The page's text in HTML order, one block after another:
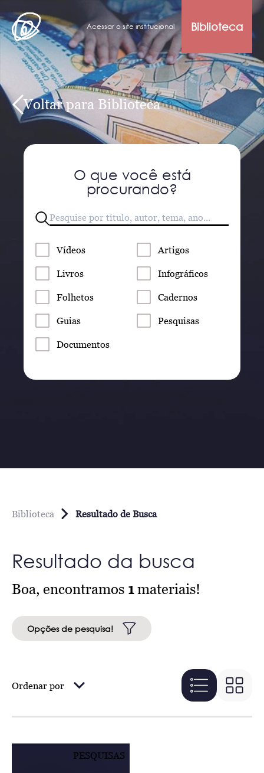
Acessar o site institucional Biblioteca
Voltar para Biblioteca
O que você está
procurando?
Vídeos Artigos
Livros Infográficos
Folhetos Cadernos
Guias Pesquisas
Documentos
Biblioteca Resultado de Busca
Resultado da busca
Boa, encontramos 1materiais!
Opções de pesquisa!
Ordenar por
PESQUISAS